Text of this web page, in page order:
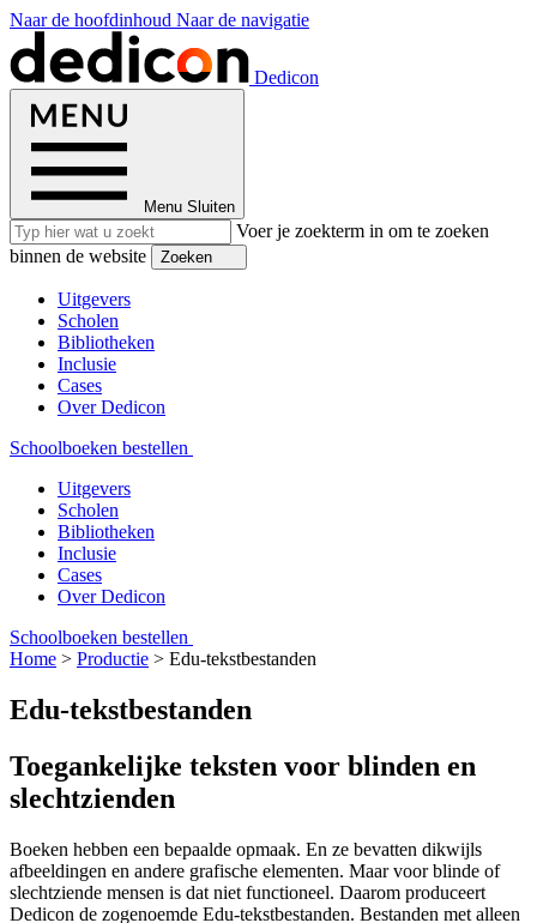
Naar de hoofdinhoud Naar de navigatie
Dedicon
Menu Sluiten
Voer je zoekterm in om te zoeken
binnen de website
Zoeken
Uitgevers
Scholen
Bibliotheken
Inclusie
Cases
Over Dedicon
Schoolboeken bestellen
Uitgevers
Scholen
Bibliotheken
Inclusie
Cases
Over Dedicon
Schoolboeken bestellen
Home > Productie > Edu-tekstbestanden
Edu-tekstbestanden
Toegankelijke teksten voor blinden en
slechtzienden
Boeken hebben een bepaalde opmaak. En ze bevatten dikwijls
afbeeldingen en andere grafische elementen. Maar voor blinde of
slechtziende mensen is dat niet functioneel. Daarom produceert
Dedicon de zogenoemde Edu-tekstbestanden. Bestanden met alleen